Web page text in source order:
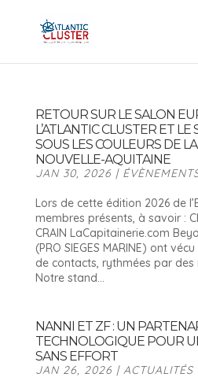
RETOUR SUR LE SALON
L’ATLANTIC CLUSTER ET
SOUS LES COULEURS DE
NOUVELLE-AQUITAINE
JAN 30, 2026 |
Lors de cette édition 2026 de
membres présents, à savoir :
CRAIN LaCapitainerie.com
(PRO SIEGES MARINE) ont
de contacts, rythmées par des
Notre stand...
NANNI ET ZF : UN
TECHNOLOGIQUE POUR
SANS EFFORT
JAN 26, 2026 | ACTUALITÉS